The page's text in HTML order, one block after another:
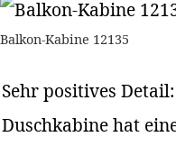
Balkon-Kabine 12135
Sehr positives
Duschkabine hat